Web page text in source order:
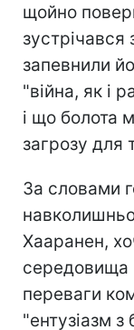
щойно
зустрічався
запевнили
"війна, як і
і що болота
загрозу для
За словами
Хааранен,
середовища
переваги
"ентузіазм з